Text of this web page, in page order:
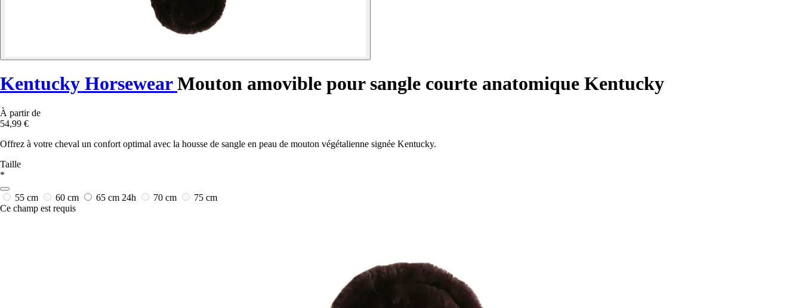
Kentucky HorsewearMouton amovible pour sangle courte anatomique Kentucky
À partir de
54,99 €
Offrez à votre cheval un confort optimal avec la housse de sangle en peau de mouton végétalienne signée Kentucky.
Taille
*
55 cm 60 cm 65 cm 24h 70 cm
75 cm
Ce champ est requis